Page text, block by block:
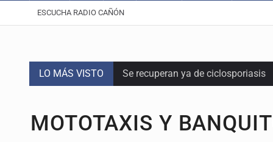
ESCUCHA RADIO CAÑÓN
LO MÁS VISTO Se recuperan ya de ciclosporiasis
Fiscalía exhuma 126 cuerpos de
MOTOTAXIS Y